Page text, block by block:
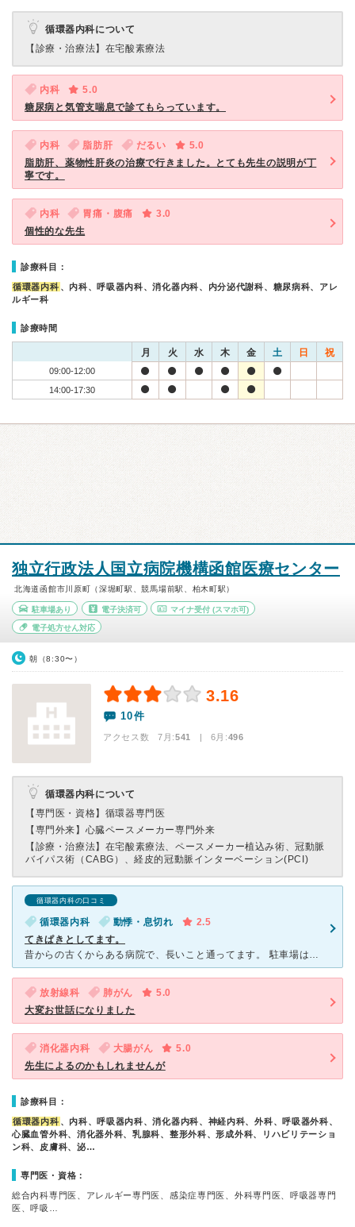
循環器内科について
【診療・治療法】 在宅酸素療法
内科
5.0
糖尿病と気管支喘息で診てもらっています。
内科 脂肪肝 だるい
5.0
脂肪肝、薬物性肝炎の治療で行きました。とても先生の説明が丁
寧です。
内科 胃痛・腹痛
3.0
個性的な先生
診療科目：
循環器内科 、内科、呼吸器内科、消化器内科、内分泌代謝科、糖尿病科、アレ
ルギー科
診療時間
月 火 水 木 金 土 日 祝
09:00-12:00
14:00-17:30
独立行政法人国立病院機構函館医療センター
北海道函館市川原町（深堀町駅、競馬場前駅、柏木町駅）
駐車場あり 電子決済可 マイナ受付 (スマホ可)
電子処方せん対応
朝（8:30〜）
3.16
10件
アクセス数 7月:541 | 6月:496
循環器内科について
【専門医・資格】 循環器専門医
【専門外来】 心臓ペースメーカー専門外来
【診療・治療法】 在宅酸素療法、ペースメーカー植込み術、冠動脈
バイパス術（CABG）、経皮的冠動脈インターベーション(PCI)
循環器内科の口コミ
循環器内科 動悸・息切れ
2.5
てきぱきとしてます。
昔からの古くからある病院で、長いこと通ってます。 駐車場は病院の規模に対しては少ないかな？と思いました。 総合病院なので患者さんが多く、待ち時間はどうしても長くなってしまいます。 システム面
放射線科 肺がん
5.0
大変お世話になりました
消化器内科 大腸がん
5.0
先生によるのかもしれませんが
診療科目：
循環器内科 、内科、呼吸器内科、消化器内科、神経内科、外科、呼吸器外科、
心臓血管外科、消化器外科、乳腺科、整形外科、形成外科、リハビリテーショ
ン科、皮膚科、泌…
専門医・資格：
総合内科専門医、アレルギー専門医、感染症専門医、外科専門医、呼吸器専門
医、呼吸…